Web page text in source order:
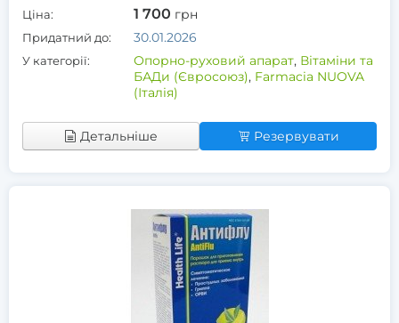
Ціна: 1 700 грн
Придатний до: 30.01.2026
У категорії: Опорно-руховий апарат, Вітаміни та
БАДи (Євросоюз), Farmacia NUOVA
(Італія)
Детальніше Резервувати